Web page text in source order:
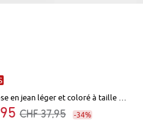
Bermuda loose en jean léger et coloré à taille élastiquée
CHF 37,95 -34%